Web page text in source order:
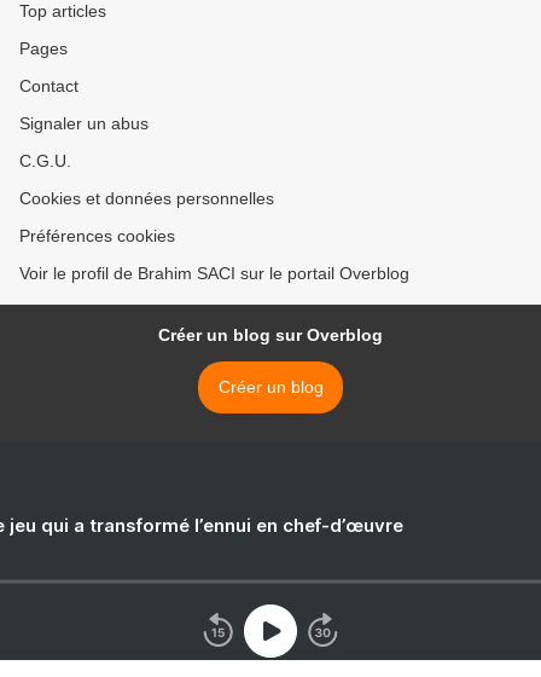
Top articles
Pages
Contact
Signaler un abus
C.G.U.
Cookies et données personnelles
Préférences cookies
Voir le profil de Brahim SACI sur le portail Overblog
Créer un blog sur Overblog
Créer un blog
jeu qui a transformé l’ennui en chef-d’œuvre